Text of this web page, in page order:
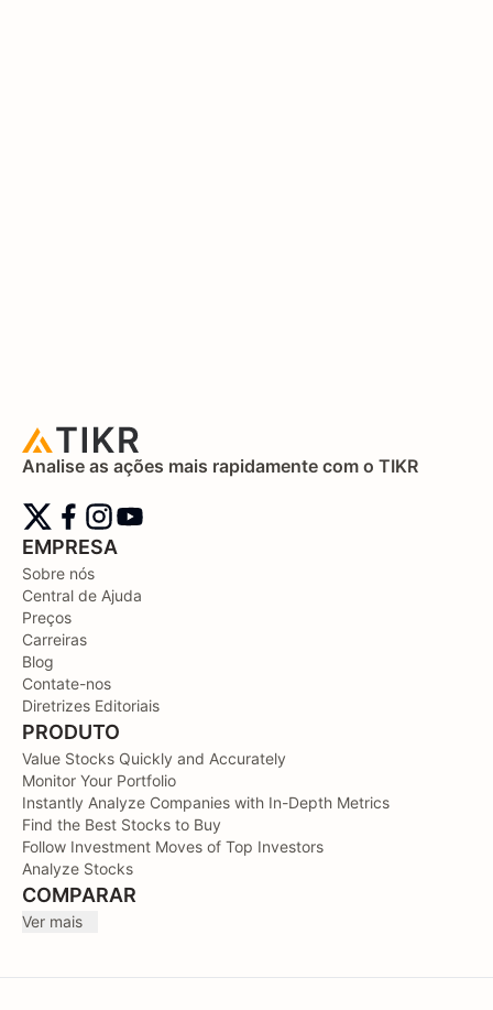
Analise as ações mais rapidamente com o TIKR
EMPRESA
Sobre nós
Central de Ajuda
Preços
Carreiras
Blog
Contate-nos
Diretrizes Editoriais
PRODUTO
Value Stocks Quickly and Accurately
Monitor Your Portfolio
Instantly Analyze Companies with In-Depth Metrics
Find the Best Stocks to Buy
Follow Investment Moves of Top Investors
Analyze Stocks
COMPARAR
Ver mais